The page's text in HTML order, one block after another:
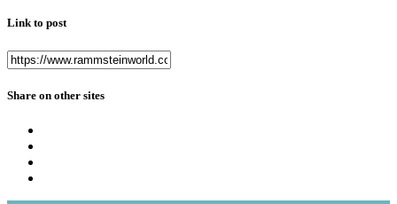
Link to post
Share on other sites